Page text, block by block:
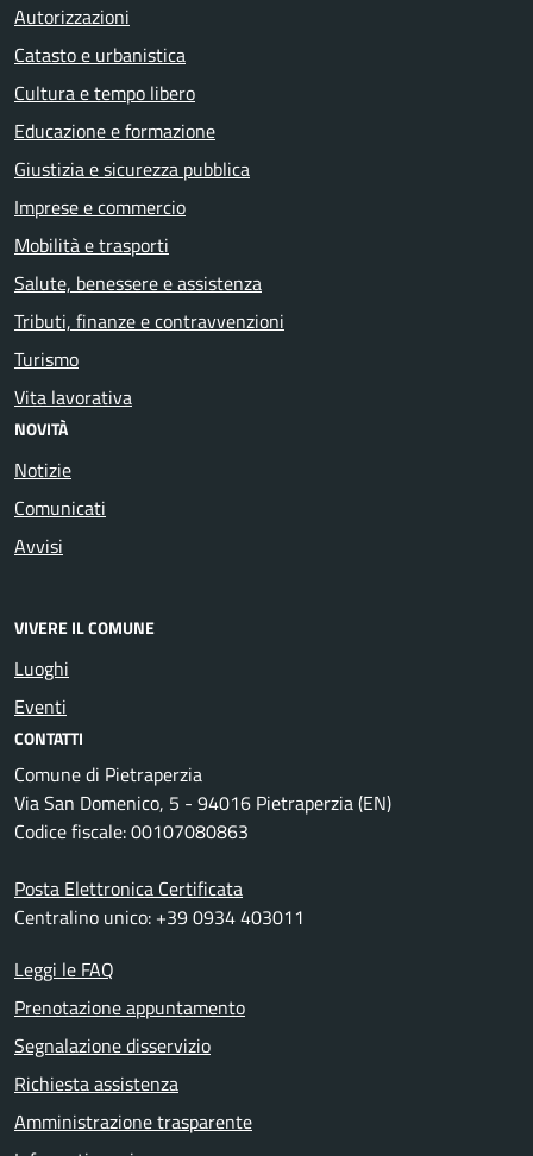
Autorizzazioni
Catasto e urbanistica
Cultura e tempo libero
Educazione e formazione
Giustizia e sicurezza pubblica
Imprese e commercio
Mobilità e trasporti
Salute, benessere e assistenza
Tributi, finanze e contravvenzioni
Turismo
Vita lavorativa
NOVITÀ
Notizie
Comunicati
Avvisi
VIVERE IL COMUNE
Luoghi
Eventi
CONTATTI
Comune di Pietraperzia
Via San Domenico, 5 - 94016 Pietraperzia (EN)
Codice fiscale: 00107080863
Posta Elettronica Certificata
Centralino unico: +39 0934 403011
Leggi le FAQ
Prenotazione appuntamento
Segnalazione disservizio
Richiesta assistenza
Amministrazione trasparente